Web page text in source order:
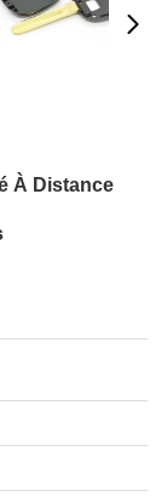
À Distance